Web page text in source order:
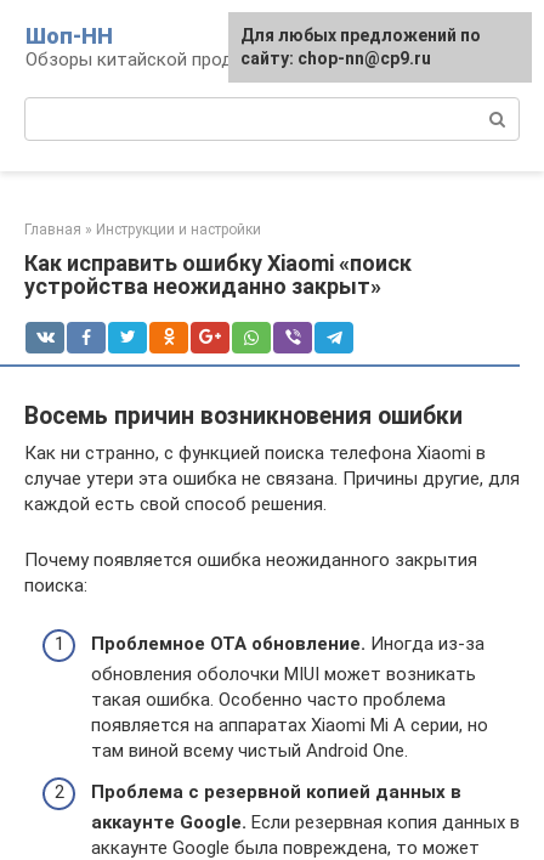
контенту
Шоп-HH
Обзоры китайской продукции Huawei и Honor
Главная » Инструкции и настройки
Как исправить ошибку Xiaomi «поиск
устройства неожиданно закрыт»
Восемь причин возникновения ошибки
Как ни странно, с функцией поиска телефона Xiaomi в
случае утери эта ошибка не связана. Причины другие, для
каждой есть свой способ решения.
Почему появляется ошибка неожиданного закрытия
поиска:
Проблемное ОТА обновление. Иногда из-за
обновления оболочки MIUI может возникать
такая ошибка. Особенно часто проблема
появляется на аппаратах Xiaomi Mi A серии, но
там виной всему чистый Android One.
Проблема с резервной копией данных в
аккаунте Google. Если резервная копия данных в
аккаунте Google была повреждена, то может
Для любых предложений по
сайту: chop-nn@cp9.ru